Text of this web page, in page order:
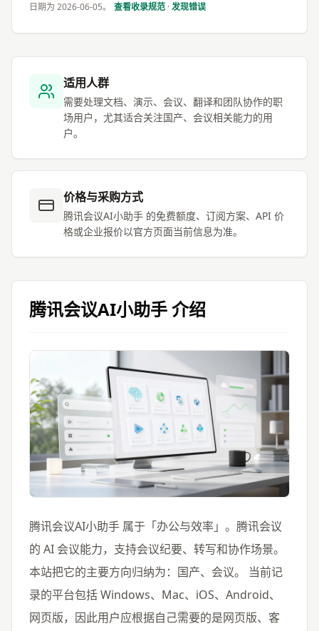
日期为 2026-06-05。 查看收录规范 ·发现错误
适用人群
需要处理文档、演示、会议、翻译和团队协作的职
场用户，尤其适合关注国产、会议相关能力的用
户。
价格与采购方式
腾讯会议AI小助手 的免费额度、订阅方案、API 价
格或企业报价以官方页面当前信息为准。
腾讯会议AI小助手介绍
腾讯会议AI小助手 属于「办公与效率」。腾讯会议
的 AI 会议能力，支持会议纪要、转写和协作场景。
本站把它的主要方向归纳为：国产、会议。 当前记
录的平台包括 Windows、Mac、iOS、Android、
网页版，因此用户应根据自己需要的是网页版、客